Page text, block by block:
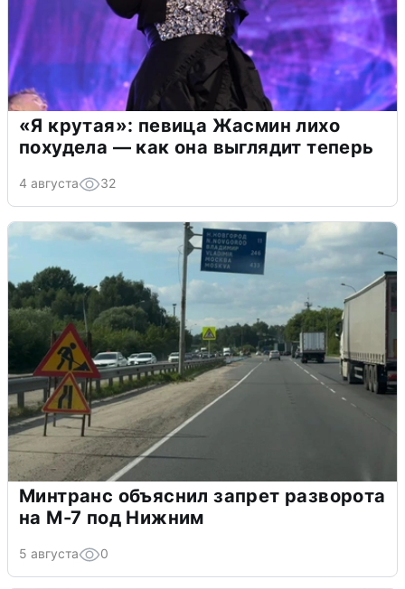
«Я крутая»: певица Жасмин лихо
похудела — как она выглядит теперь
4 августа 32
Минтранс объяснил запрет разворота
на М-7 под Нижним
5 августа 0